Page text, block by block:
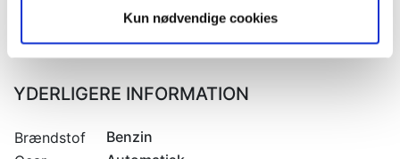
Kun nødvendige cookies
51.000 Km
YDERLIGERE INFORMATION
Brændstof
Benzin